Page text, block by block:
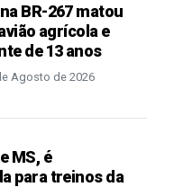
BR-267 matou
agrícola e
de 13 anos
Agosto de 2026
MS, é
para treinos da